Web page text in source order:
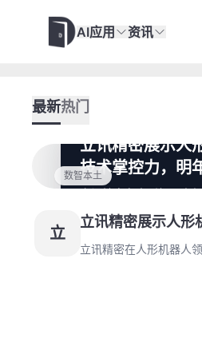
AI应用 资讯
最新热门
数智本土
立讯精密展示人
技术掌控力，明
线
立讯精密在人形机器人
预计今年出货3000台，
动化的制造2.0产线。
立
立讯精密展示人形
力，明年推制造
立讯精密在人形机器人